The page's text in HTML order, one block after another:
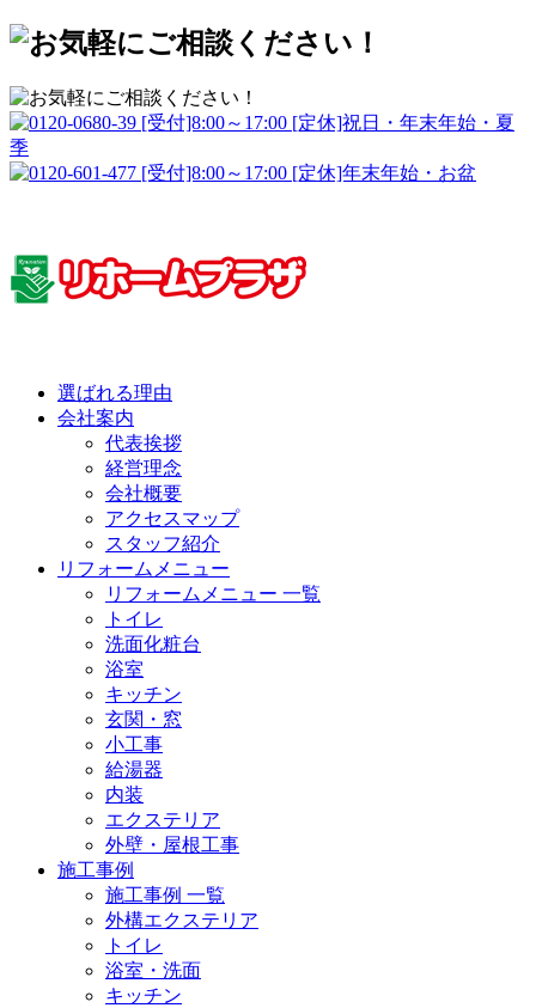
選ばれる理由
会社案内
代表挨拶
経営理念
会社概要
アクセスマップ
スタッフ紹介
リフォームメニュー
リフォームメニュー 一覧
トイレ
洗面化粧台
浴室
キッチン
玄関・窓
小工事
給湯器
内装
エクステリア
外壁・屋根工事
施工事例
施工事例 一覧
外構エクステリア
トイレ
浴室・洗面
キッチン